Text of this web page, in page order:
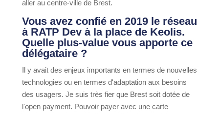
aller au centre-ville de Brest.
Vous avez confié en 2019 le réseau
à RATP Dev à la place de Keolis.
Quelle plus-value vous apporte ce
délégataire ?
Il y avait des enjeux importants en termes de nouvelles
technologies ou en termes d'adaptation aux besoins
des usagers. Je suis très fier que Brest soit dotée de
l'open payment. Pouvoir payer avec une carte